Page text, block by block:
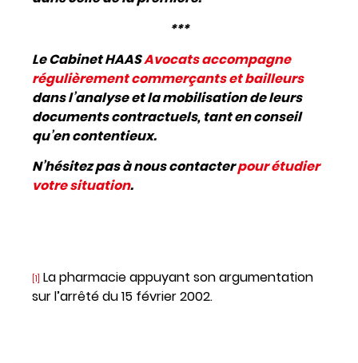
***
Le Cabinet HAASAvocats accompagne
régulièrement commerçants et bailleurs
dans l’analyse et la mobilisation de leurs
documents contractuels, tant en conseil
qu’en contentieux.
N’hésitez pas à nous contacterpour étudier
votre situation.
[1] La pharmacie appuyant son argumentation
sur l’arrêté du 15 février 2002.